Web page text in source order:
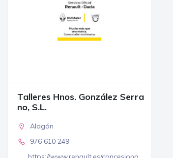
Talleres Hnos. González Serra
no, S.L.
Alagón
976 610 249